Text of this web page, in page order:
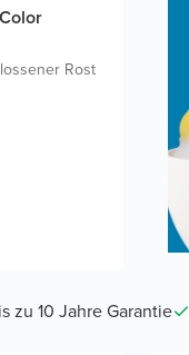
Rost
zu 10 Jahre Garantie